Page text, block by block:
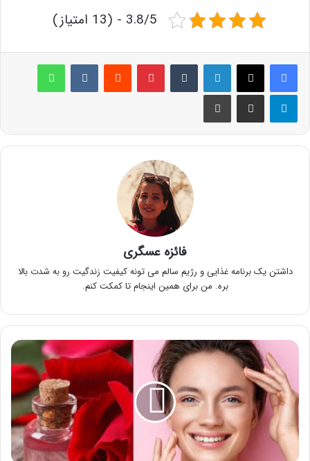
3.8/5 - (13 امتیاز)
لینکدین ‫تامبلر پینترست‫رددیت ‫VKontakteواتس آپ
تلگرام اشتراک گذاری از طریق ایمیل چاپ
فائزه عسگری
داشتن یک برنامه غذایی و رژیم سالم می تونه کیفیت زندگیت رو به شدت بالا
بره. من برای همین اینجام تا کمکت کنم.
مهمترین
خواص
گلاب
برای
چاقی
صورت